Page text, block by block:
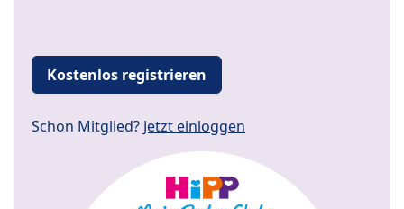
Kostenlos registrieren
Schon Mitglied? Jetzt einloggen